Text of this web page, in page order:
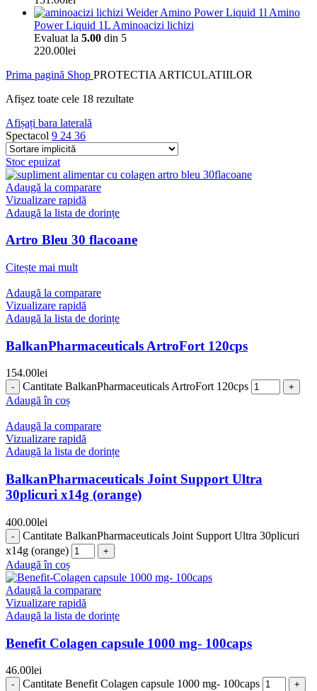
Amino
Power Liquid 1L Aminoacizi lichizi
Evaluat la 5.00 din 5
220.00lei
Prima pagină Shop PROTECTIA ARTICULATIILOR
Afișez toate cele 18 rezultate
Afișați bara laterală
Spectacol 9 24 36
Stoc epuizat
Adaugă la comparare
Vizualizare rapidă
Adaugă la lista de dorințe
Artro Bleu 30 flacoane
Citește mai mult
Adaugă la comparare
Vizualizare rapidă
Adaugă la lista de dorințe
BalkanPharmaceuticals ArtroFort 120cps
154.00lei
Cantitate BalkanPharmaceuticals ArtroFort 120cps
Adaugă în coș
Adaugă la comparare
Vizualizare rapidă
Adaugă la lista de dorințe
BalkanPharmaceuticals Joint Support Ultra
30plicuri x14g (orange)
400.00lei
Cantitate BalkanPharmaceuticals Joint Support Ultra 30plicuri
x14g (orange)
Adaugă în coș
Adaugă la comparare
Vizualizare rapidă
Adaugă la lista de dorințe
Benefit Colagen capsule 1000 mg- 100caps
46.00lei
Cantitate Benefit Colagen capsule 1000 mg- 100caps